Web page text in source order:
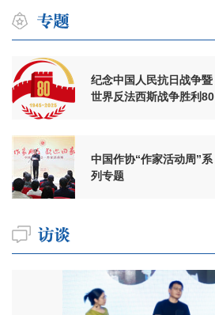
纪念中国人民抗日战争暨
世界反法西斯战争胜利80
中国作协“作家活动周”系
列专题